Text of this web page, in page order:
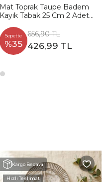
Mat Toprak Taupe Badem
Kayık Tabak 25 Cm 2 Adet
Sepette
%35
656,90 TL
426,99 TL
Kargo Bedava
Hızlı Teslimat